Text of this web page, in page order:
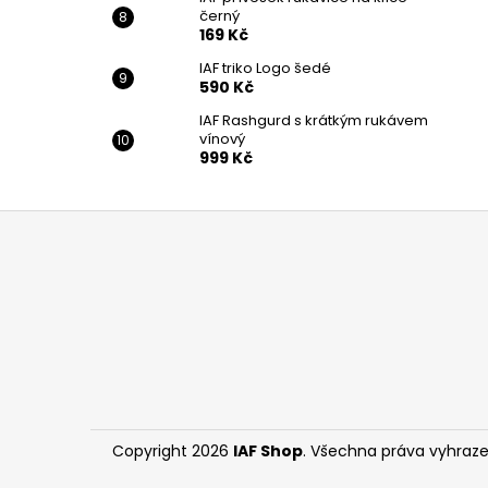
černý
169 Kč
IAF triko Logo šedé
590 Kč
IAF Rashgurd s krátkým rukávem
vínový
999 Kč
Z
Copyright 2026 IAF Shop. Všechna práva